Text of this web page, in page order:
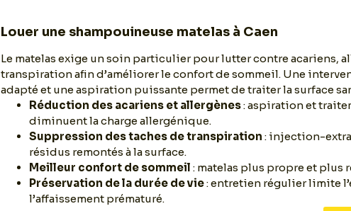
Louer une shampouineuse matelas à Caen
Le matelas exige un soin particulier pour lutter contre acariens,
transpiration afin d’améliorer le confort de sommeil. Une
adapté et une aspiration puissante permet de traiter la surface
Réduction des acariens et allergènes: aspiration et
diminuent la charge allergénique.
Suppression des taches de transpiration : injection-
résidus remontés à la surface.
Meilleur confort de sommeil : matelas plus propre et plus
Préservation de la durée de vie: entretien régulier limite
l’affaissement prématuré.